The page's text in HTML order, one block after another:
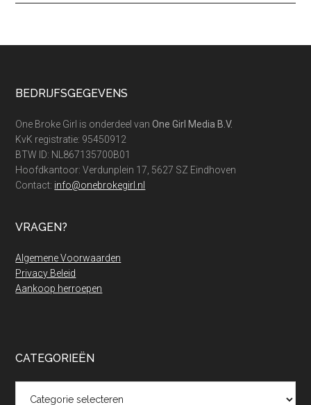
Footer
BEDRIJFSGEGEVENS
One Broke Girl is onderdeel vanOne Girl Media B.V.
KvK registratie: 95450912
BTW ID: NL867135700B01
Hoofdkantoor: Verdunplein 17, 5627 SZ Eindhoven
Contact: info@onebrokegirl.nl
VRAGEN?
Algemene Voorwaarden
Privacy Beleid
Aankoop herroepen
CATEGORIEËN